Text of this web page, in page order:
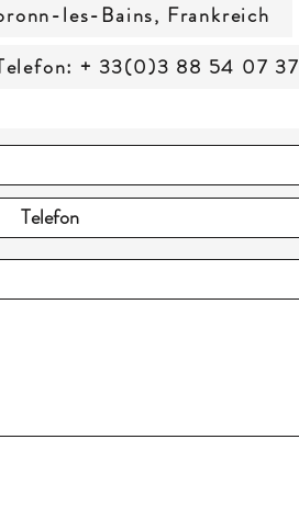
les-Bains, Frankreich
+ 33(0)3 88 54 07 37